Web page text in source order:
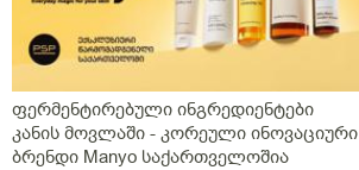
ფერმენტირებული ინგრედიენტები
კანის მოვლაში - კორეული ინოვაციური
ბრენდი Manyo საქართველოშია